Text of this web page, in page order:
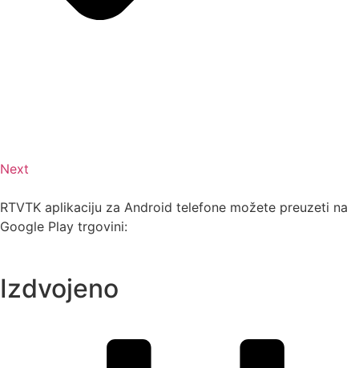
Next
RTVTK aplikaciju za Android telefone možete preuzeti na
Google Play trgovini:
Izdvojeno